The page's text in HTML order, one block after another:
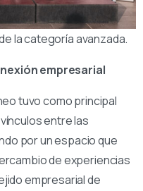
la categoría avanzada.
empresarial
tuvo como principal
entre las
por un espacio que
de experiencias
empresarial de